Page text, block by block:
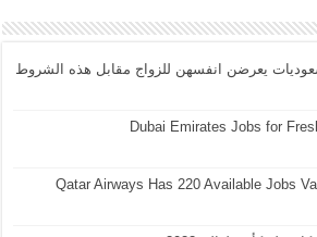
يعرضن انفسهن للزواج مقابل هذه الشروط
Dubai Emirates Jobs for
Qatar Airways Has 220 Available Jobs